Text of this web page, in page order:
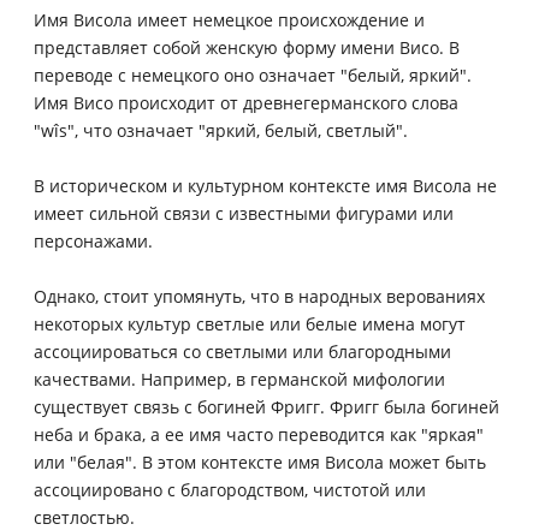
Имя Висола имеет немецкое происхождение и
представляет собой женскую форму имени Висо. В
переводе с немецкого оно означает "белый, яркий".
Имя Висо происходит от древнегерманского слова
"wîs", что означает "яркий, белый, светлый".
В историческом и культурном контексте имя Висола не
имеет сильной связи с известными фигурами или
персонажами.
Однако, стоит упомянуть, что в народных верованиях
некоторых культур светлые или белые имена могут
ассоциироваться со светлыми или благородными
качествами. Например, в германской мифологии
существует связь с богиней Фригг. Фригг была богиней
неба и брака, а ее имя часто переводится как "яркая"
или "белая". В этом контексте имя Висола может быть
ассоциировано с благородством, чистотой или
светлостью.